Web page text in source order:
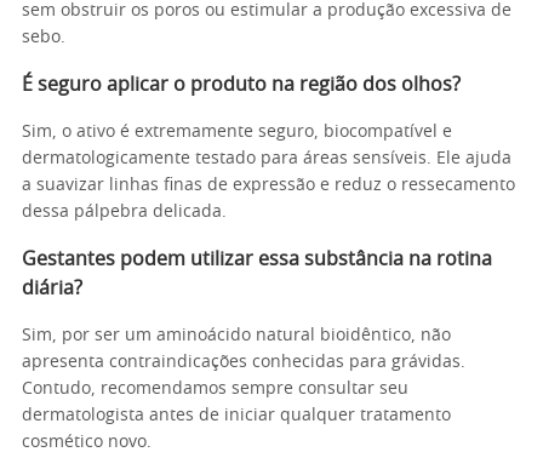
sem obstruir os poros ou estimular a produção excessiva de
sebo.
É seguro aplicar o produto na região dos olhos?
Sim, o ativo é extremamente seguro, biocompatível e
dermatologicamente testado para áreas sensíveis. Ele ajuda
a suavizar linhas finas de expressão e reduz o ressecamento
dessa pálpebra delicada.
Gestantes podem utilizar essa substância na rotina
diária?
Sim, por ser um aminoácido natural bioidêntico, não
apresenta contraindicações conhecidas para grávidas.
Contudo, recomendamos sempre consultar seu
dermatologista antes de iniciar qualquer tratamento
cosmético novo.